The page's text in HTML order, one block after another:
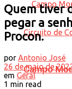
Campo
Quem tiver
pegar a
Procon.
por Antonio José
26 de maio de
em Geral
1 min read